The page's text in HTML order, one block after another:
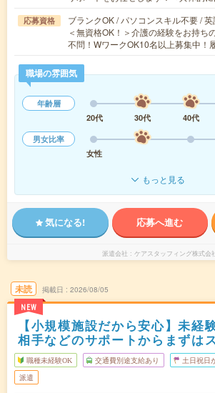
応募資格
ブランクOK / パソコンスキル不要 /
＜無資格OK！＞介護の経験をお持ち
不問！WワークOK10名以上募集中！
職場の雰囲気
年齢層
20代
30代 40代
男女比率
女性
もっと見る
気になる! 応募へ進む
派遣会社 ケアスタッフィング株式会
未読
NEW
掲載日 2026/08/05
【小規模施設だから安心】未経
相手などのサポートからまずは
職種未経験OK 交通費別途支給あり 土日祝日
派遣